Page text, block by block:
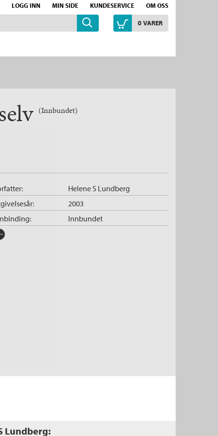
LOGG INN MIN SIDE KUNDESERVICE OM OSS
0VARER
(Innbundet)
Helene S Lundberg
Innbundet
2003
Lundberg: